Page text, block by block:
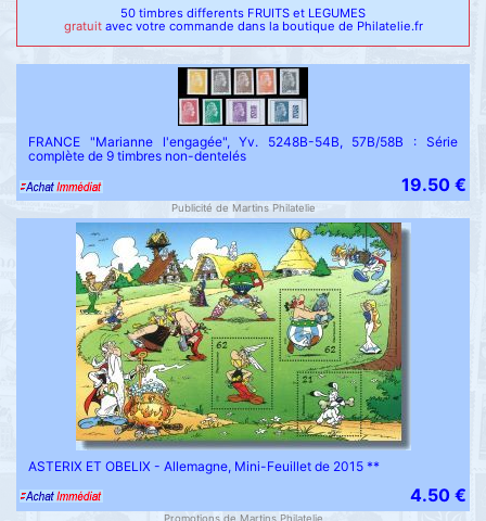
50 timbres differents FRUITS et LEGUMES
gratuit avec votre commande dans la boutique de Philatelie.fr
FRANCE "Marianne l'engagée", Yv. 5248B-54B, 57B/58B : Série
complète de 9 timbres non-dentelés
19.50 €
Publicité de Martins Philatelie
ASTERIX ET OBELIX - Allemagne, Mini-Feuillet de 2015 **
4.50 €
Promotions de Martins Philatelie